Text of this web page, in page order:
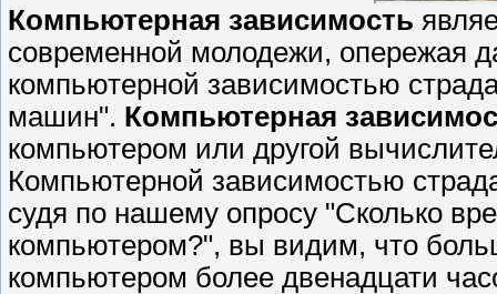
Компьютерная зависимость
современной молодежи, опережая
компьютерной зависимостью
машин". Компьютерная
компьютером или другой
Компьютерной зависимостью
судя по нашему опросу "Сколько
компьютером?", вы видим, что
компьютером более двенадцати